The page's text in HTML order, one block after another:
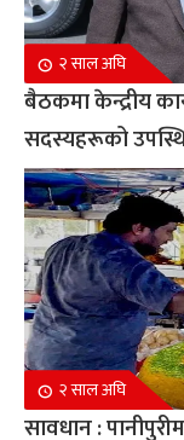
२ साल अघि
बैठकमा केन्द्रीय
सदस्यहरूको
२ साल अघि
सावधान :